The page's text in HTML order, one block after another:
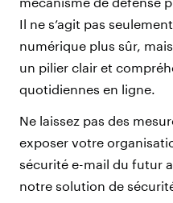
Il ne s’agit pas
numérique plus sûr,
un pilier clair et
quotidiennes en ligne.
Ne laissez pas des
exposer votre
sécurité e-mail du futur
notre solution de